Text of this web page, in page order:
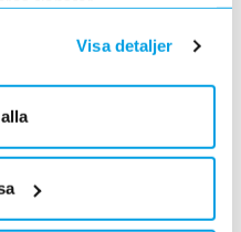
Visa detaljer
& Belarus.
och metallpriser.
2022
så justerar
och presenterar ny gällande